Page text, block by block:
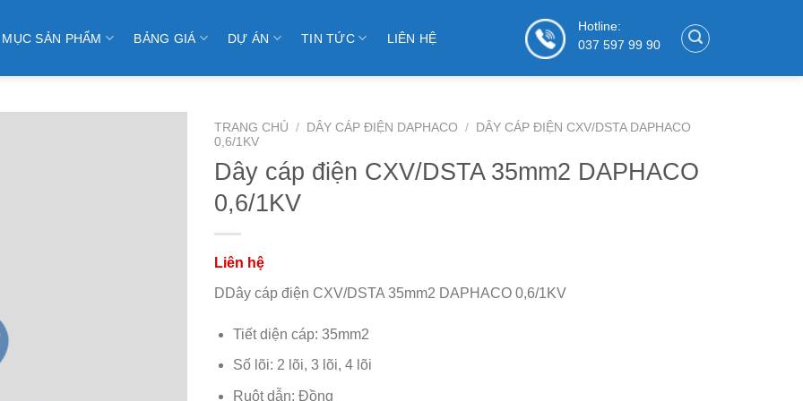
SẢN PHẨM BẢNG GIÁ DỰ ÁN TIN TỨC LIÊN HỆ
Hotline:
037 597 99 90
TRANG CHỦ / DÂY CÁP ĐIỆN DAPHACO /
DÂY CÁP ĐIỆN CXV/DSTA DAPHACO
0,6/1KV
Dây cáp điện CXV/DSTA 35mm2 DAPHACO
0,6/1KV
DDây cáp điện CXV/DSTA 35mm2 DAPHACO 0,6/1KV
Tiết diện cáp: 35mm2
Số lõi: 2 lõi, 3 lõi, 4 lõi
Ruột dẫn: Đồng